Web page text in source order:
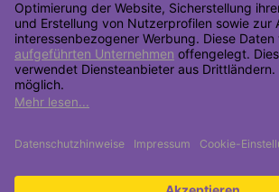
Toolbar öffnen